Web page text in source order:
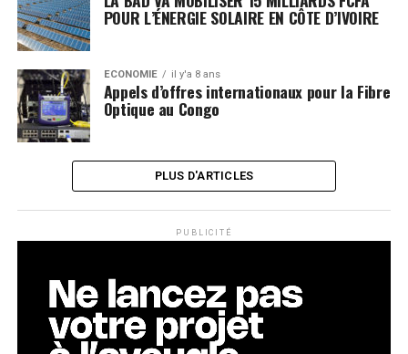
POUR L’ÉNERGIE SOLAIRE EN CÔTE D’IVOIRE
ECONOMIE il y'a 8 ans
Appels d’offres internationaux pour la Fibre
Optique au Congo
PLUS D'ARTICLES
PUBLICITÉ